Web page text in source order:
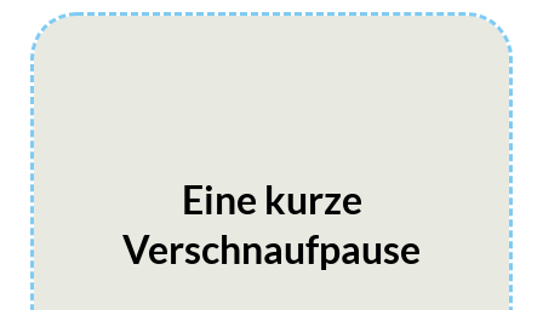
Eine kurze
Verschnaufpause